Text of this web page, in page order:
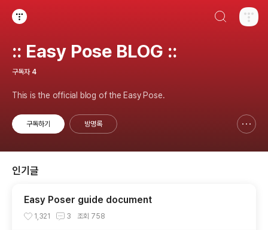
:: Easy Pose BLOG ::
구독자 4
This is the official blog of the Easy Pose.
구독하기 방명록
인기글
Easy Poser guide document
1,321 3 조회 758